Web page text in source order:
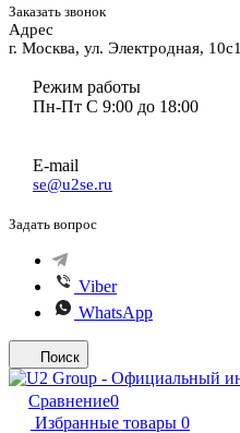
Заказать звонок
Адрес
г. Москва, ул. Электродная, 10с1
Режим работы
Пн-Пт С 9:00 до 18:00
E-mail
se@u2se.ru
Задать вопрос
Viber
WhatsApp
Поиск
Сравнение0
Избранные товары 0